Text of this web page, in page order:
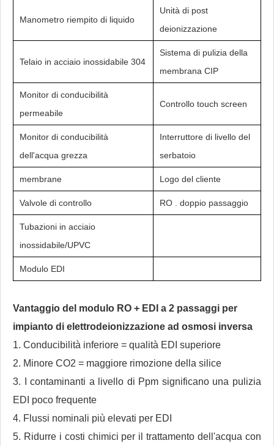
Manometro riempito di liquido
Unità di post
deionizzazione
Telaio in acciaio inossidabile 304
Sistema di pulizia della
membrana CIP
Monitor di conducibilità
permeabile
Controllo touch screen
Monitor di conducibilità
dell'acqua grezza
Interruttore di livello del
serbatoio
membrane Logo del cliente
Valvole di controllo RO . doppio passaggio
Tubazioni in acciaio
inossidabile/UPVC
Modulo EDI
Vantaggio del modulo RO + EDI a 2 passaggi per
impianto di elettrodeionizzazione ad osmosi inversa
1. Conducibilità inferiore = qualità EDI superiore
2. Minore CO2 = maggiore rimozione della silice
3. I contaminanti a livello di Ppm significano una pulizia
EDI poco frequente
4. Flussi nominali più elevati per EDI
5. Ridurre i costi chimici per il trattamento dell'acqua con